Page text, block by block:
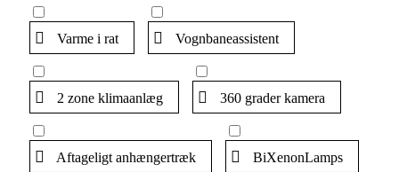
Varme i rat Vognbaneassistent
2 zone klimaanlæg 360 grader kamera
Aftageligt anhængertræk BiXenonLamps